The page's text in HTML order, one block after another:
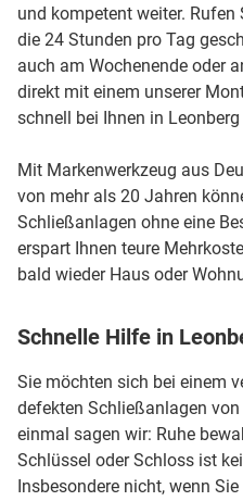
und kompetent weiter.
die 24 Stunden pro Tag
auch am Wochenende oder
direkt mit einem unserer
schnell bei Ihnen in
Mit Markenwerkzeug aus
von mehr als 20 Jahren
Schließanlagen ohne eine
erspart Ihnen teure
bald wieder Haus oder
Schnelle Hilfe in
Sie möchten sich bei einem
defekten Schließanlagen
einmal sagen wir: Ruhe
Schlüssel oder Schloss ist
Insbesondere nicht, wenn